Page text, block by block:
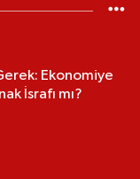
Ekonomiye
İsrafı mı?